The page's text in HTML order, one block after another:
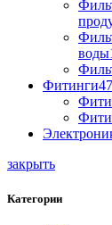
воды
Фитинги47
закрыть
Категории